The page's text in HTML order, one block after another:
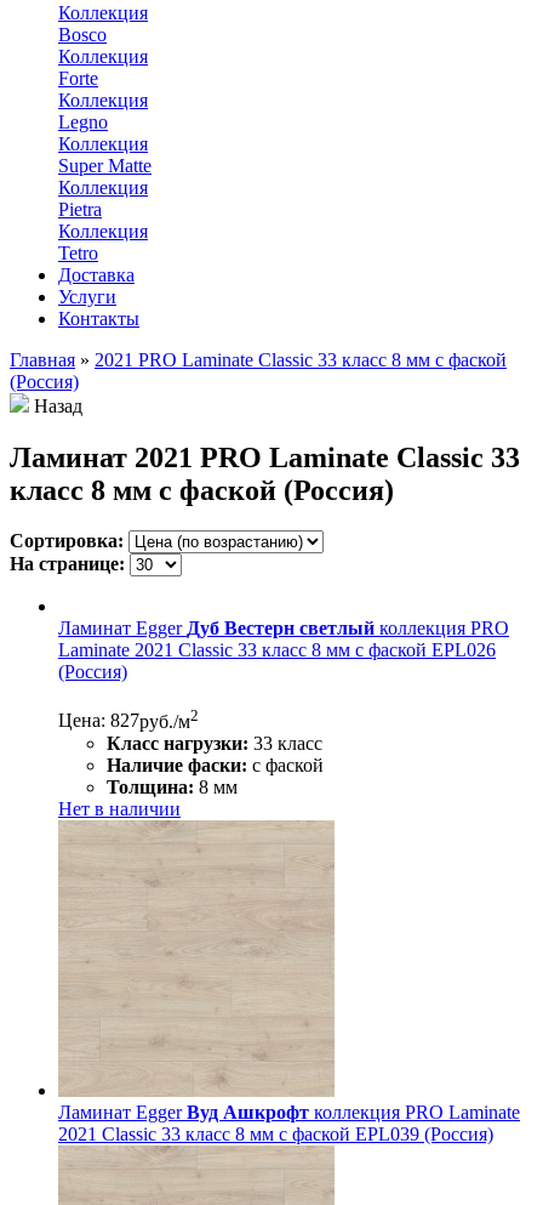
Коллекция
Bosco
Коллекция
Forte
Коллекция
Legno
Коллекция
Super Matte
Коллекция
Pietra
Коллекция
Tetro
Доставка
Услуги
Контакты
Главная » 2021 PRO Laminate Classic 33 класс 8 мм с фаской
(Россия)
Назад
Ламинат 2021 PRO Laminate Classic 33
класс 8 мм с фаской (Россия)
Сортировка:
На странице:
Ламинат EggerДуб Вестерн светлый коллекция PRO
Laminate 2021 Classic 33 класс 8 мм с фаской EPL026
(Россия)
Цена: 827руб./м2
Класс нагрузки: 33 класс
Наличие фаски: с фаской
Толщина: 8 мм
Нет в наличии
Ламинат EggerВуд Ашкрофт коллекция PRO Laminate
2021 Classic 33 класс 8 мм с фаской EPL039 (Россия)